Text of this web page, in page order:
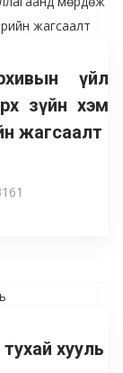
үйл
зүйн хэм
жагсаалт
хууль